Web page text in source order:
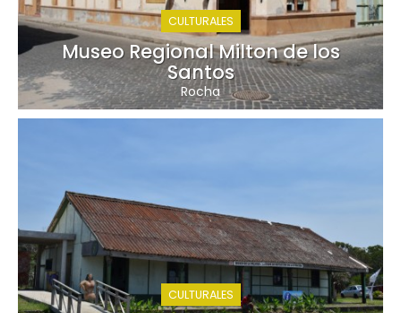
CULTURALES
Museo Regional Milton de los
Santos
Rocha
CULTURALES